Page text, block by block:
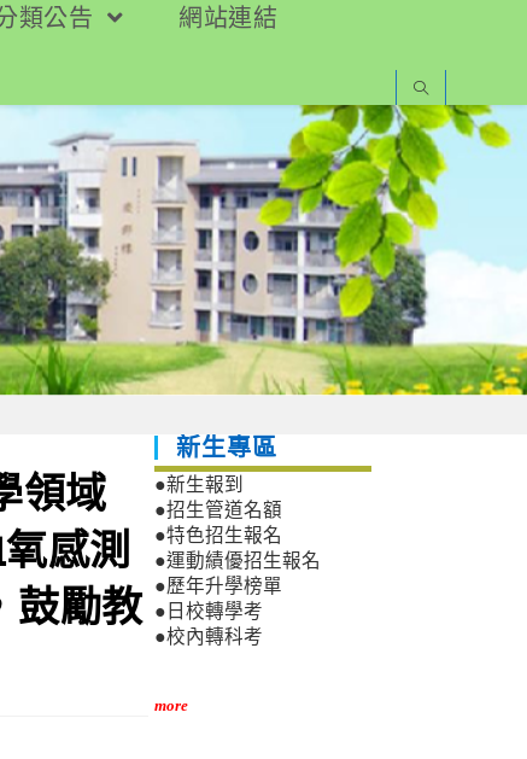
類公告
網站連結
領域
感測
鼓勵教
新生專區
●新生報到
●招生管道名額
●特色招生報名
●運動績優招生報名
●歷年升學榜單
●日校轉學考
●校內轉科考
more